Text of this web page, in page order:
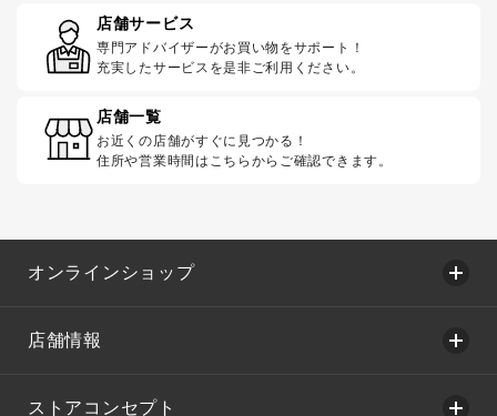
店舗サービス
専門アドバイザーがお買い物をサポート！
充実したサービスを是非ご利用ください。
店舗一覧
お近くの店舗がすぐに見つかる！
住所や営業時間はこちらからご確認できます。
オンラインショップ
店舗情報
ストアコンセプト